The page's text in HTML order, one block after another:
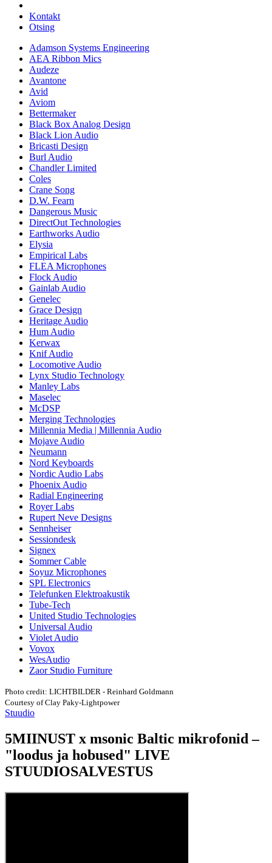
Kontakt
Otsing
Adamson Systems Engineering
AEA Ribbon Mics
Audeze
Avantone
Avid
Aviom
Bettermaker
Black Box Analog Design
Black Lion Audio
Bricasti Design
Burl Audio
Chandler Limited
Coles
Crane Song
D.W. Fearn
Dangerous Music
DirectOut Technologies
Earthworks Audio
Elysia
Empirical Labs
FLEA Microphones
Flock Audio
Gainlab Audio
Genelec
Grace Design
Heritage Audio
Hum Audio
Kerwax
Knif Audio
Locomotive Audio
Lynx Studio Technology
Manley Labs
Maselec
McDSP
Merging Technologies
Millennia Media | Millennia Audio
Mojave Audio
Neumann
Nord Keyboards
Nordic Audio Labs
Phoenix Audio
Radial Engineering
Royer Labs
Rupert Neve Designs
Sennheiser
Sessiondesk
Signex
Sommer Cable
Soyuz Microphones
SPL Electronics
Telefunken Elektroakustik
Tube-Tech
United Studio Technologies
Universal Audio
Violet Audio
Vovox
WesAudio
Zaor Studio Furniture
Photo credit: LICHTBILDER - Reinhard Goldmann
Courtesy of Clay Paky-Lightpower
Stuudio
5MIINUST x msonic Baltic mikrofonid –
"loodus ja hobused" LIVE
STUUDIOSALVESTUS